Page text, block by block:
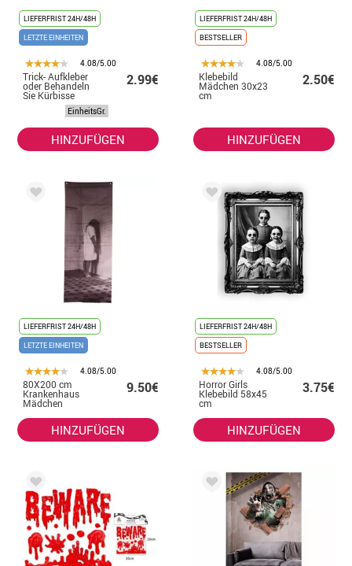
LIEFERFRIST 24H/48H
LETZTE EINHEITEN
4.08/5.00
Trick- Aufkleber
oder Behandeln
Sie Kürbisse
2.99€
EinheitsGr.
HINZUFÜGEN
LIEFERFRIST 24H/48H
BESTSELLER
4.08/5.00
Klebebild
Mädchen 30x23
cm
2.50€
HINZUFÜGEN
LIEFERFRIST 24H/48H
LETZTE EINHEITEN
4.08/5.00
80X200 cm
Krankenhaus
Mädchen
9.50€
HINZUFÜGEN
LIEFERFRIST 24H/48H
BESTSELLER
4.08/5.00
Horror Girls
Klebebild 58x45
cm
3.75€
HINZUFÜGEN